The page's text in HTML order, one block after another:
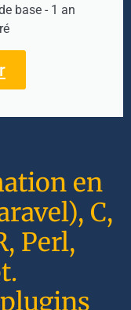
base - 1 an
en
C,
Perl,